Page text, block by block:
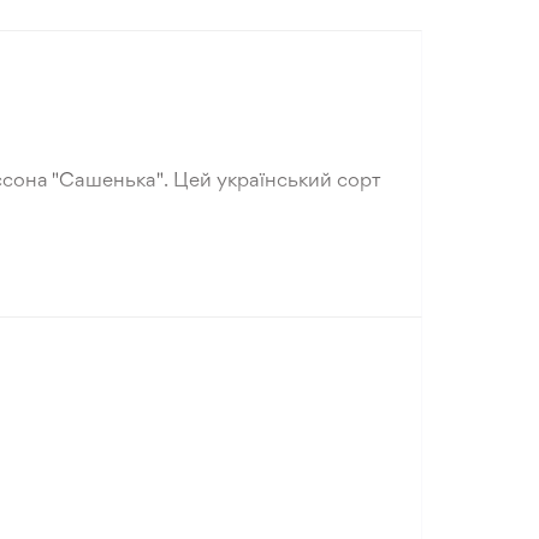
"Сашенька". Цей український сорт